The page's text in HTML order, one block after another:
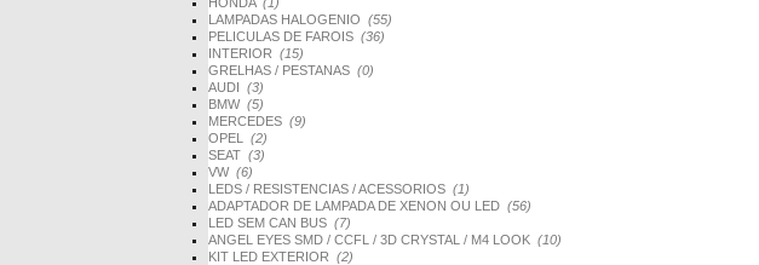
LAMPADAS HALOGENIO (55)
PELICULAS DE FAROIS (36)
INTERIOR (15)
GRELHAS / PESTANAS (0)
AUDI (3)
BMW (5)
MERCEDES (9)
OPEL (2)
SEAT (3)
VW (6)
LEDS / RESISTENCIAS / ACESSORIOS (1)
ADAPTADOR DE LAMPADA DE XENON OU LED (56)
LED SEM CAN BUS (7)
ANGEL EYES SMD / CCFL / 3D CRYSTAL / M4 LOOK (10)
KIT LED EXTERIOR (2)